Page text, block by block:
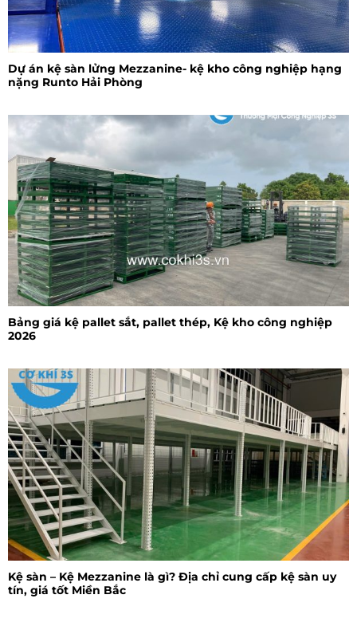
Dự án kệ sàn lửng Mezzanine- kệ kho công nghiệp hạng
nặng Runto Hải Phòng
Bảng giá kệ pallet sắt, pallet thép, Kệ kho công nghiệp
2026
Kệ sàn – Kệ Mezzanine là gì? Địa chỉ cung cấp kệ sàn uy
tín, giá tốt Miền Bắc